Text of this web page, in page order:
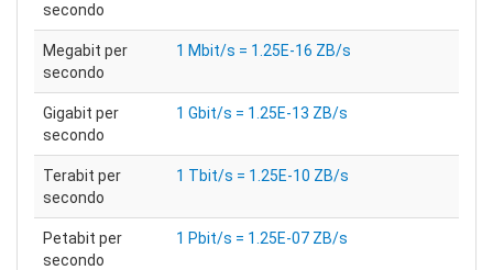
secondo
Megabit per
secondo
1 Mbit/s = 1.25E-16 ZB/s
Gigabit per
secondo
1 Gbit/s = 1.25E-13 ZB/s
Terabit per
secondo
1 Tbit/s = 1.25E-10 ZB/s
Petabit per
secondo
1 Pbit/s = 1.25E-07 ZB/s